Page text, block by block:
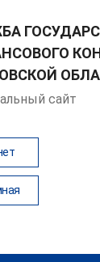
сайт